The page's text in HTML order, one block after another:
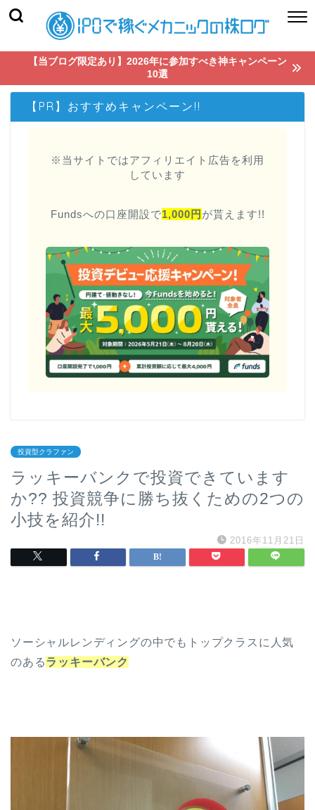
【当ブログ限定あり】2026年に参加すべき神キャンペーン
10選
【PR】おすすめキャンペーン!!
※当サイトではアフィリエイト広告を利用
しています
Fundsへの口座開設で1,000円 が貰えます!!
投資型クラファン
ラッキーバンクで投資できています
か?? 投資競争に勝ち抜くための2つの
小技を紹介!!
2016年11月21日
ソーシャルレンディングの中でもトップクラスに人気
のあるラッキーバンク